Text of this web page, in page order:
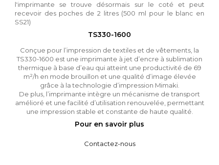
l'imprimante se trouve désormais sur le coté et peut
recevoir des poches de 2 litres (500 ml pour le blanc en
SS21)
TS330-1600
Conçue pour l’impression de textiles et de vêtements, la
TS330-1600 est une imprimante à jet d’encre à sublimation
thermique à base d’eau qui atteint une productivité de 69
m²/h en mode brouillon et une qualité d’image élevée
grâce à la technologie d’impression Mimaki.
De plus, l’imprimante intègre un mécanisme de transport
amélioré et une facilité d’utilisation renouvelée, permettant
une impression stable et constante de haute qualité.
Pour en savoir plus
Contactez-nous